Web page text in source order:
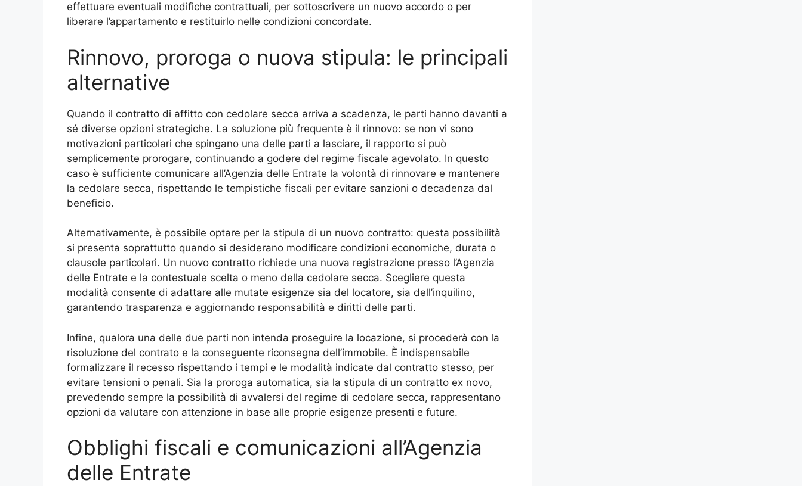
effettuare eventuali modifiche contrattuali, per sottoscrivere un nuovo accordo o per
liberare l’appartamento e restituirlo nelle condizioni concordate.
Rinnovo, proroga o nuova stipula: le principali
alternative
Quando il contratto di affitto con cedolare secca arriva a scadenza, le parti hanno davanti a
sé diverse opzioni strategiche. La soluzione più frequente è il rinnovo: se non vi sono
motivazioni particolari che spingano una delle parti a lasciare, il rapporto si può
semplicemente prorogare, continuando a godere del regime fiscale agevolato. In questo
caso è sufficiente comunicare all’Agenzia delle Entrate la volontà di rinnovare e mantenere
la cedolare secca, rispettando le tempistiche fiscali per evitare sanzioni o decadenza dal
beneficio.
Alternativamente, è possibile optare per la stipula di un nuovo contratto: questa possibilità
si presenta soprattutto quando si desiderano modificare condizioni economiche, durata o
clausole particolari. Un nuovo contratto richiede una nuova registrazione presso l’Agenzia
delle Entrate e la contestuale scelta o meno della cedolare secca. Scegliere questa
modalità consente di adattare alle mutate esigenze sia del locatore, sia dell’inquilino,
garantendo trasparenza e aggiornando responsabilità e diritti delle parti.
Infine, qualora una delle due parti non intenda proseguire la locazione, si procederà con la
risoluzione del contrato e la conseguente riconsegna dell’immobile. È indispensabile
formalizzare il recesso rispettando i tempi e le modalità indicate dal contratto stesso, per
evitare tensioni o penali. Sia la proroga automatica, sia la stipula di un contratto ex novo,
prevedendo sempre la possibilità di avvalersi del regime di cedolare secca, rappresentano
opzioni da valutare con attenzione in base alle proprie esigenze presenti e future.
Obblighi fiscali e comunicazioni all’Agenzia
delle Entrate